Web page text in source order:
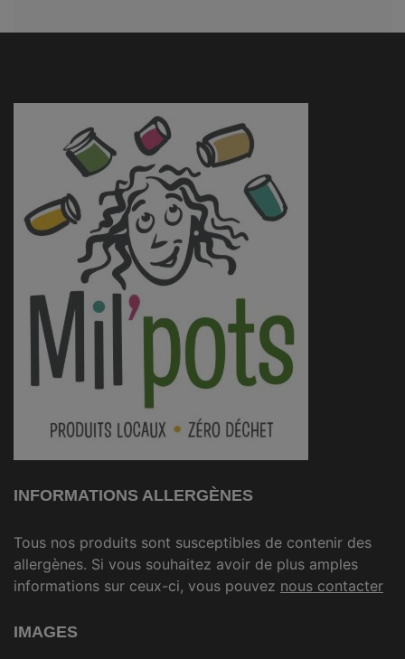
INFORMATIONS ALLERGÈNES
Tous nos produits sont susceptibles de contenir des
allergènes. Si vous souhaitez avoir de plus amples
informations sur ceux-ci, vous pouvez nous contacter
IMAGES